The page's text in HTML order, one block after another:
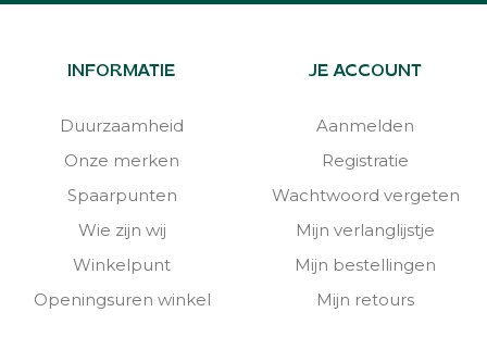
INFORMATIE
Duurzaamheid
Onze merken
Spaarpunten
Wie zijn wij
Winkelpunt
Openingsuren winkel
JE ACCOUNT
Aanmelden
Registratie
Wachtwoord vergeten
Mijn verlanglijstje
Mijn bestellingen
Mijn retours